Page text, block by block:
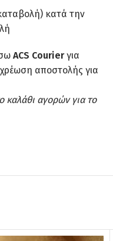
κατά την
ACS Courierγια
αποστολής για
καλάθι αγορών για το